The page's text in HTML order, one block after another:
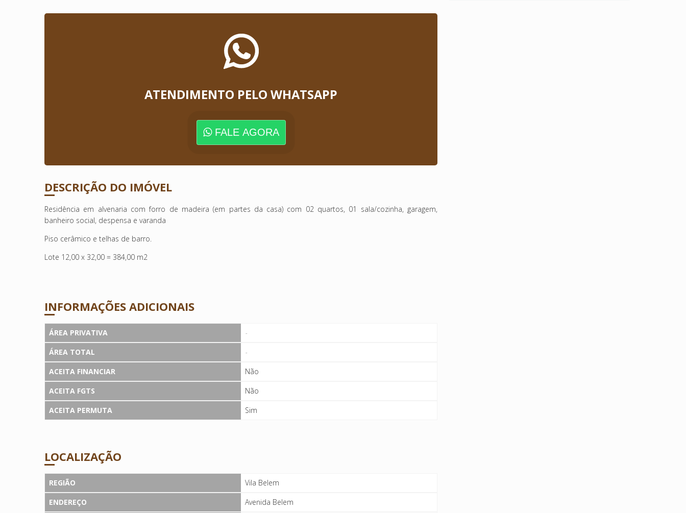
ATENDIMENTO PELO WHATSAPP
FALE AGORA
DESCRIÇÃO DO IMÓVEL
Residência em alvenaria com forro de madeira (em partes da casa) com 02 quartos, 01 sala/cozinha, garagem,
banheiro social, despensa e varanda
Piso cerâmico e telhas de barro.
Lote 12,00 x 32,00 = 384,00 m2
INFORMAÇÕES ADICIONAIS
ÁREA PRIVATIVA -
ÁREA TOTAL -
ACEITA FINANCIAR
Não
ACEITA FGTS
Não
ACEITA PERMUTA
Sim
LOCALIZAÇÃO
REGIÃO
Vila Belem
ENDEREÇO
Avenida Belem